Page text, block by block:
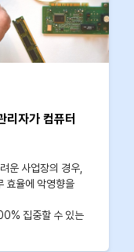
리자가 컴퓨터
운 사업장의 경우,
효율에 악영향을
집중할 수 있는